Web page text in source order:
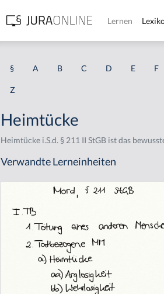
Lernen
§ A B C D E F
Z
Heimtücke
Heimtücke i.S.d. § 211 II StGB ist das
Verwandte Lerneinheiten